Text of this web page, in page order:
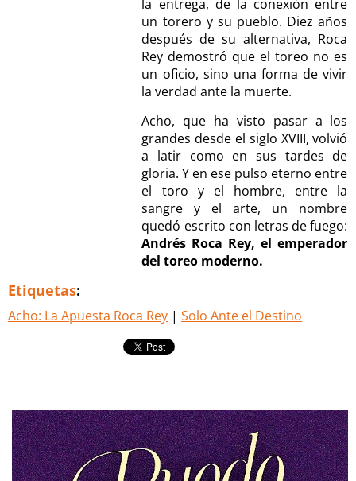
la entrega, de la conexión entre
un torero y su pueblo. Diez años
después de su alternativa, Roca
Rey demostró que el toreo no es
un oficio, sino una forma de vivir
la verdad ante la muerte.
Acho, que ha visto pasar a los
grandes desde el siglo XVIII, volvió
a latir como en sus tardes de
gloria. Y en ese pulso eterno entre
el toro y el hombre, entre la
sangre y el arte, un nombre
quedó escrito con letras de fuego:
Andrés Roca Rey, el emperador
del toreo moderno.
Etiquetas:
Acho: La Apuesta Roca Rey | Solo Ante el Destino